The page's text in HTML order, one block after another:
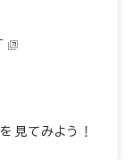
見てみよう！